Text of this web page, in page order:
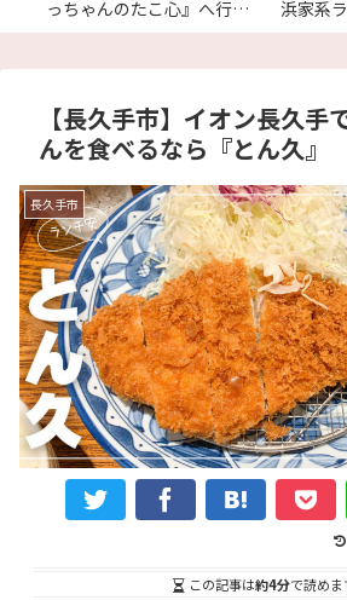
っちゃんのたこ心』へ行っ 浜家系
【長久手市】イオン長久手
んを食べるなら『とん久』
長久手市
この記事は約4分で読めま